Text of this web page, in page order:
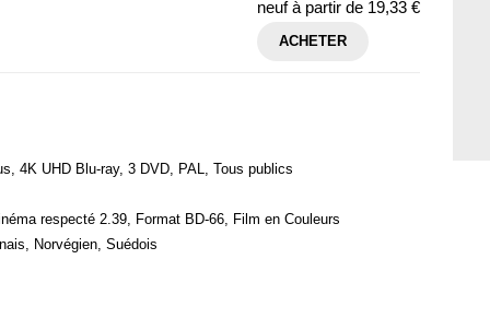
neuf à partir de 19,33 €
ACHETER
4K UHD Blu-ray, 3 DVD, PAL, Tous publics
respecté 2.39, Format BD-66, Film en Couleurs
Norvégien, Suédois